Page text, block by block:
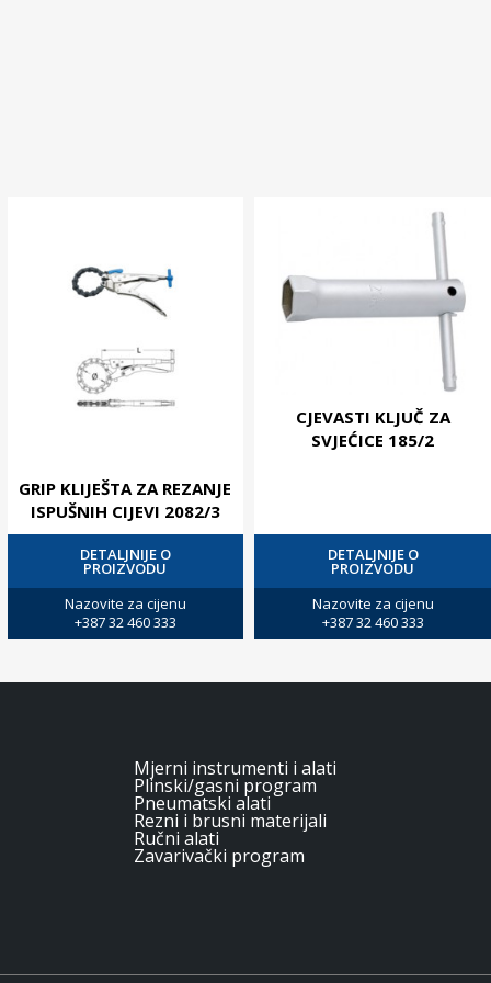
GRIP KLIJEŠTA ZA REZANJE
ISPUŠNIH CIJEVI 2082/3
DETALJNIJE O
PROIZVODU
Nazovite za cijenu
+387 32 460 333
CJEVASTI KLJUČ ZA
SVJEĆICE 185/2
DETALJNIJE O
PROIZVODU
Nazovite za cijenu
+387 32 460 333
Mjerni instrumenti i alati
Plinski/gasni program
Pneumatski alati
Rezni i brusni materijali
Ručni alati
Zavarivački program